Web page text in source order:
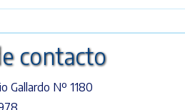
contacto
Gallardo Nº 1180